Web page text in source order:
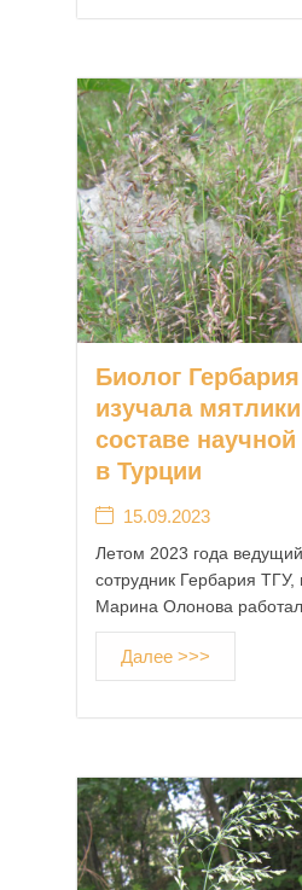
Биолог
изучала
составе
в Турции
15.09.2023
Летом 2023 года
сотрудник Гербария
Марина Олонова
Далее >>>